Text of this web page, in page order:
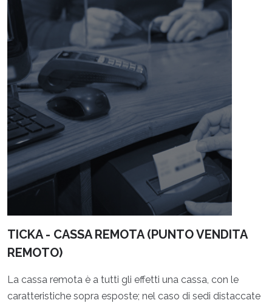
TICKA - CASSA REMOTA (PUNTO VENDITA
REMOTO)
La cassa remota è a tutti gli effetti una cassa, con le
caratteristiche sopra esposte; nel caso di sedi distaccate